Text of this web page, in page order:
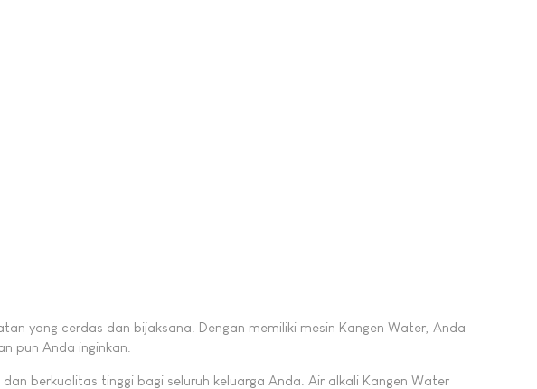
yang cerdas dan bijaksana. Dengan memiliki mesin Kangen Water, Anda
pun Anda inginkan.
berkualitas tinggi bagi seluruh keluarga Anda. Air alkali Kangen Water